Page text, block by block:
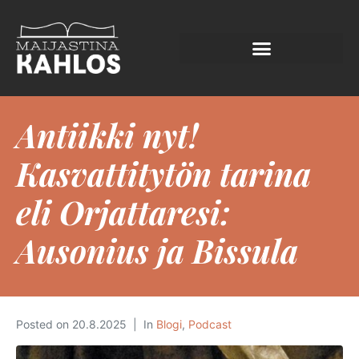
Antiikki nyt!
Kasvattitytön tarina
eli Orjattaresi:
Ausonius ja Bissula
Posted on 20.8.2025 In Blogi, Podcast